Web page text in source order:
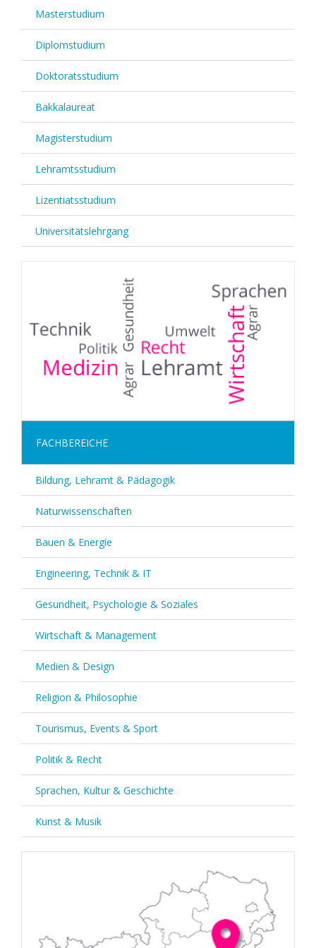
Masterstudium
Diplomstudium
Doktoratsstudium
Bakkalaureat
Magisterstudium
Lehramtsstudium
Lizentiatsstudium
Universitätslehrgang
FACHBEREICHE
Bildung, Lehramt & Pädagogik
Naturwissenschaften
Bauen & Energie
Engineering, Technik & IT
Gesundheit, Psychologie & Soziales
Wirtschaft & Management
Medien & Design
Religion & Philosophie
Tourismus, Events & Sport
Politik & Recht
Sprachen, Kultur & Geschichte
Kunst & Musik